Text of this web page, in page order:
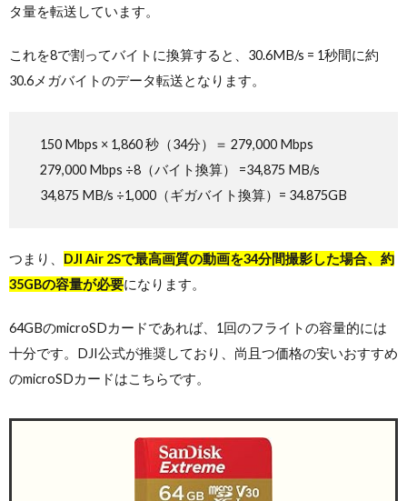
タ量を転送しています。
これを8で割ってバイトに換算すると、30.6MB/s = 1秒間に約
30.6メガバイトのデータ転送となります。
150 Mbps × 1,860 秒（34分）＝ 279,000 Mbps
279,000 Mbps ÷8（バイト換算） =34,875 MB/s
34,875 MB/s ÷1,000（ギガバイト換算）= 34.875GB
つまり、 DJI Air 2Sで最高画質の動画を34分間撮影した場合、約
35GBの容量が必要になります。
64GBのmicroSDカードであれば、1回のフライトの容量的には
十分です。DJI公式が推奨しており、尚且つ価格の安いおすすめ
のmicroSDカードはこちらです。